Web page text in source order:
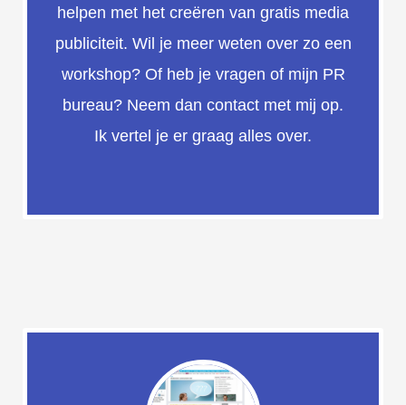
helpen met het creëren van gratis media
publiciteit. Wil je meer weten over zo een
workshop? Of heb je vragen of mijn PR
bureau? Neem dan contact met mij op.
Ik vertel je er graag alles over.